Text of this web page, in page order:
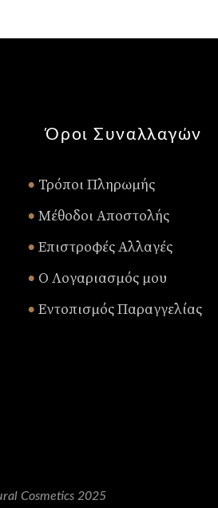
Όροι Συναλλαγών
• Τρόποι Πληρωμής
• Μέθοδοι Αποστολής
• Επιστροφές Αλλαγές
• Ο Λογαριασμός μου
• Εντοπισμός Παραγγελίας
Cosmetics 2025